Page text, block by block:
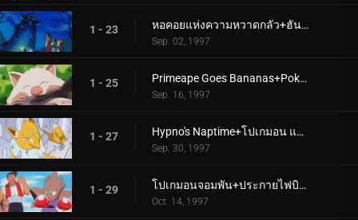
1 - 23 หอคอยแห่งความหวาดกลัว+ฮันเตอร์ ปะทะ คาดาบร้า
Sep. 02, 1997
1 - 25 Primeape Goes Bananas+Pokémon Scent-sation!
Sep. 16, 1997
1 - 27 Hypno's Naptime+โปเกมอน แฟชั่น แฟลช
Sep. 30, 1997
1 - 29 โปเกมอนจอมพัน+ประกายไฟบินไปหาแมกนีไมต์
Oct. 14, 1997